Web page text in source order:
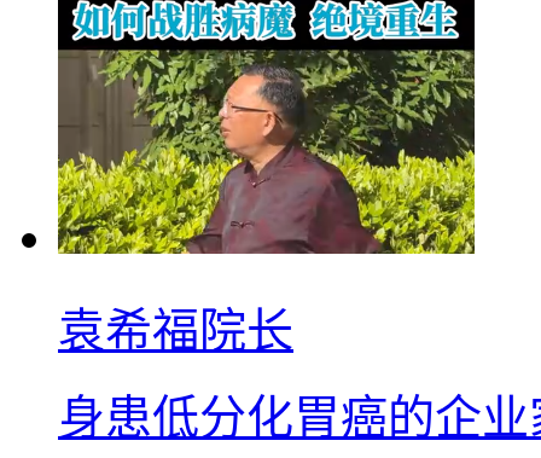
袁希福院长
身患低分化胃癌的企